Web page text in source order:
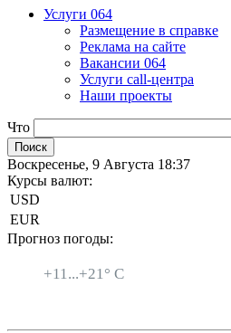
Услуги 064
Размещение в справке
Реклама на сайте
Вакансии 064
Услуги call-центра
Наши проекты
Что
Воскресенье, 9 Августа 18:37
Курсы валют:
USD
EUR
Прогноз погоды:
+11...+21° C